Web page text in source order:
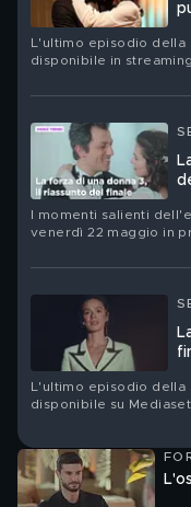
L'ultimo episodio della
disponibile in
I momenti salienti
venerdì 22 maggio in
L'ultimo episodio della
disponibile su